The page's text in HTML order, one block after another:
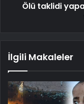
Ölü taklidi
İlgili Makaleler